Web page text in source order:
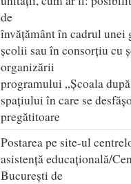
de
învățământ în cadrul unei
școlii sau în consorțiu cu
organizării
programului „Școala
spațiului în care se
pregătitoare
Postarea pe site-ul
asistență educațională/
București de